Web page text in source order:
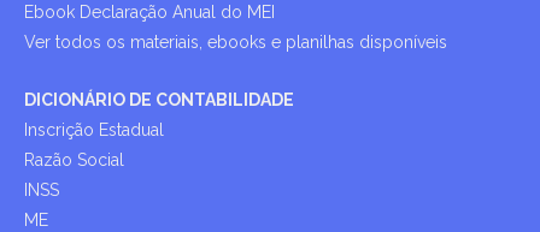
Ebook Declaração Anual do MEI
Ver todos os materiais, ebooks e planilhas disponíveis
DICIONÁRIO DE CONTABILIDADE
Inscrição Estadual
Razão Social
INSS
ME